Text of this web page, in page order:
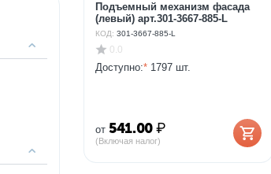
Подъемный механизм фасада
(левый) арт.301-3667-885-L
КОД: 301-3667-885-L
0.0
Доступно:* 1797 шт.
от 541.00₽
(Включая налог)